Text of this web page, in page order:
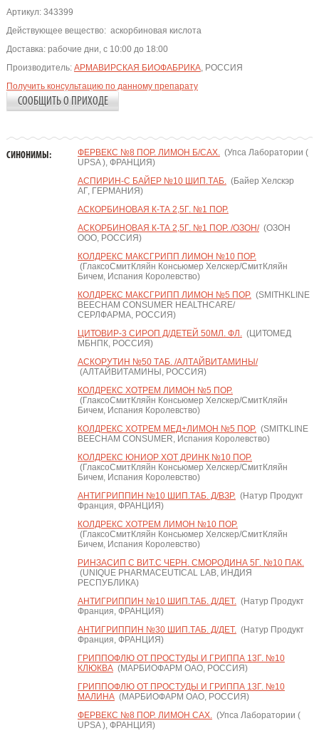
Артикул:343399
Действующее вещество: аскорбиновая кислота
Доставка: рабочие дни, с 10:00 до 18:00
Производитель: АРМАВИРСКАЯ БИОФАБРИКА, РОССИЯ
Получить консультацию по данному препарату
СООБЩИТЬ О ПРИХОДЕ
СИНОНИМЫ: ФЕРВЕКС №8 ПОР. ЛИМОН Б/САХ.(Упса Лаборатории (
UPSA ), ФРАНЦИЯ)
АСПИРИН-С БАЙЕР №10 ШИП.ТАБ.(Байер Хелскэр
АГ, ГЕРМАНИЯ)
АСКОРБИНОВАЯ К-ТА 2,5Г. №1 ПОР.
АСКОРБИНОВАЯ К-ТА 2,5Г. №1 ПОР. /ОЗОН/(ОЗОН
ООО, РОССИЯ)
КОЛДРЕКС МАКСГРИПП ЛИМОН №10 ПОР.
(ГлаксоСмитКляйн Консьюмер Хелскер/СмитКляйн
Бичем, Испания Королевство)
КОЛДРЕКС МАКСГРИПП ЛИМОН №5 ПОР.(SMITHKLINE
BEECHAM CONSUMER HEALTHCARE/
СЕРЛФАРМА, РОССИЯ)
ЦИТОВИР-3 СИРОП Д/ДЕТЕЙ 50МЛ. ФЛ.(ЦИТОМЕД
МБНПК, РОССИЯ)
АСКОРУТИН №50 ТАБ. /АЛТАЙВИТАМИНЫ/
(АЛТАЙВИТАМИНЫ, РОССИЯ)
КОЛДРЕКС ХОТРЕМ ЛИМОН №5 ПОР.
(ГлаксоСмитКляйн Консьюмер Хелскер/СмитКляйн
Бичем, Испания Королевство)
КОЛДРЕКС ХОТРЕМ МЕД+ЛИМОН №5 ПОР.(SMITKLINE
BEECHAM CONSUMER, Испания Королевство)
КОЛДРЕКС ЮНИОР ХОТ ДРИНК №10 ПОР.
(ГлаксоСмитКляйн Консьюмер Хелскер/СмитКляйн
Бичем, Испания Королевство)
АНТИГРИППИН №10 ШИП.ТАБ. Д/ВЗР.(Натур Продукт
Франция, ФРАНЦИЯ)
КОЛДРЕКС ХОТРЕМ ЛИМОН №10 ПОР.
(ГлаксоСмитКляйн Консьюмер Хелскер/СмитКляйн
Бичем, Испания Королевство)
РИНЗАСИП С ВИТ.С ЧЕРН. СМОРОДИНА 5Г. №10 ПАК.
(UNIQUE PHARMACEUTICAL LAB, ИНДИЯ
РЕСПУБЛИКА)
АНТИГРИППИН №10 ШИП.ТАБ. Д/ДЕТ.(Натур Продукт
Франция, ФРАНЦИЯ)
АНТИГРИППИН №30 ШИП.ТАБ. Д/ДЕТ.(Натур Продукт
Франция, ФРАНЦИЯ)
ГРИППОФЛЮ ОТ ПРОСТУДЫ И ГРИППА 13Г. №10
КЛЮКВА(МАРБИОФАРМ ОАО, РОССИЯ)
ГРИППОФЛЮ ОТ ПРОСТУДЫ И ГРИППА 13Г. №10
МАЛИНА(МАРБИОФАРМ ОАО, РОССИЯ)
ФЕРВЕКС №8 ПОР. ЛИМОН САХ.(Упса Лаборатории (
UPSA ), ФРАНЦИЯ)